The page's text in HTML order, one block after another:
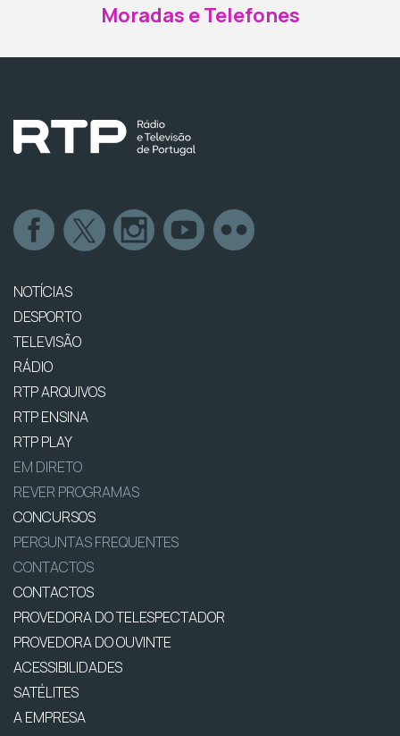
Moradas e Telefones
NOTÍCIAS
DESPORTO
TELEVISÃO
RÁDIO
RTP ARQUIVOS
RTP ENSINA
RTP PLAY
EM DIRETO
REVER PROGRAMAS
CONCURSOS
PERGUNTAS FREQUENTES
CONTACTOS
CONTACTOS
PROVEDORA DO TELESPECTADOR
PROVEDORA DO OUVINTE
ACESSIBILIDADES
SATÉLITES
A EMPRESA